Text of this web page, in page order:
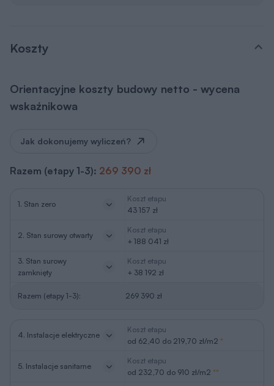
Koszty
Orientacyjne koszty budowy netto - wycena
wskaźnikowa
Jak dokonujemy wyliczeń?
Razem (etapy 1-3): 269 390 zł
1. Stan zero
Koszt etapu
43 157 zł
2. Stan surowy otwarty
Koszt etapu
+ 188 041 zł
3. Stan surowy
zamknięty
Koszt etapu
+ 38 192 zł
Razem (etapy 1-3): 269 390 zł
4. Instalacje elektryczne
Koszt etapu
od 62,40 do 219,70 zł/m2 *
5. Instalacje sanitarne
Koszt etapu
od 232,70 do 910 zł/m2 **